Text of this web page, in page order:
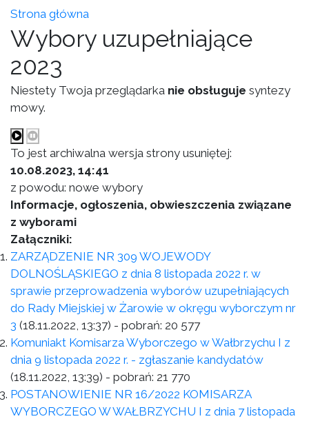
Strona główna
Wybory uzupełniające
2023
Niestety Twoja przeglądarka nie obsługuje syntezy
mowy.
To jest archiwalna wersja strony usuniętej:
10.08.2023, 14:41
z powodu: nowe wybory
Informacje, ogłoszenia, obwieszczenia związane
z wyborami
Załączniki:
ZARZĄDZENIE NR 309 WOJEWODY
DOLNOŚLĄSKIEGO z dnia 8 listopada 2022 r. w
sprawie przeprowadzenia wyborów uzupełniających
do Rady Miejskiej w Żarowie w okręgu wyborczym nr
3 (18.11.2022, 13:37) - pobrań: 20 577
Komuniakt Komisarza Wyborczego w Wałbrzychu I z
dnia 9 listopada 2022 r. - zgłaszanie kandydatów
(18.11.2022, 13:39) - pobrań: 21 770
POSTANOWIENIE NR 16/2022 KOMISARZA
WYBORCZEGO W WAŁBRZYCHU I z dnia 7 listopada